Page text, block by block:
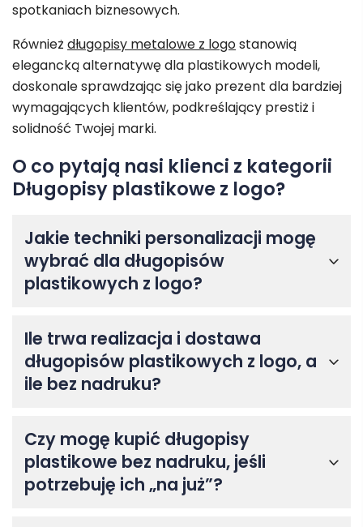
spotkaniach biznesowych.
Również długopisy metalowe z logostanowią
elegancką alternatywę dla plastikowych modeli,
doskonale sprawdzając się jako prezent dla bardziej
wymagających klientów, podkreślający prestiż i
solidność Twojej marki.
O co pytają nasi klienci z kategorii
Długopisy plastikowe z logo?
Jakie techniki personalizacji mogę
wybrać dla długopisów
plastikowych z logo?
Ile trwa realizacja i dostawa
długopisów plastikowych z logo, a
ile bez nadruku?
Czy mogę kupić długopisy
plastikowe bez nadruku, jeśli
potrzebuję ich „na już”?